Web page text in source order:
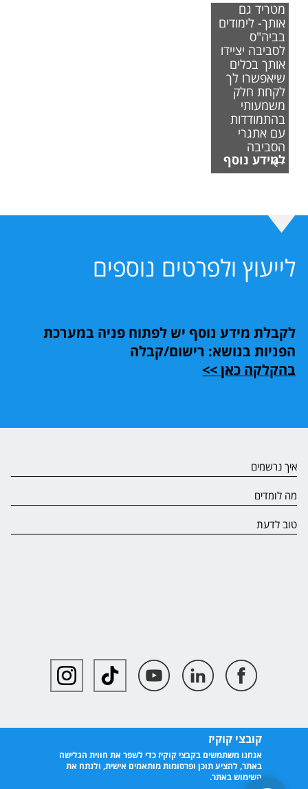
קובצי קוקיז
אנחנו משתמשים בקבצי קוקיז כדי לשפר את חווית הגלישה
באתר, להציע תוכן ופרסומות מותאמים אישית, ולנתח את
השימוש באתר.
מטריד גם
אותך- לימודים
בביה"ס
לסביבה יציידו
אותך בכלים
שיאפשרו לך
לקחת חלק
משמעותי
בהתמודדות
עם אתגרי
הסביבה
למידע נוסף
לייעוץ ולפרטים נוספים
לקבלת מידע נוסף יש לפתוח פניה במערכת
הפניות בנושא: רישום/קבלה
בהקלקה כאן >>
איך נרשמים
מה לומדים
טוב לדעת